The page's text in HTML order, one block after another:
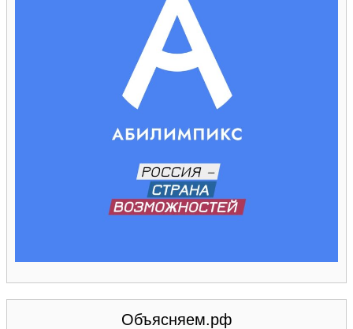
Объясняем.рф